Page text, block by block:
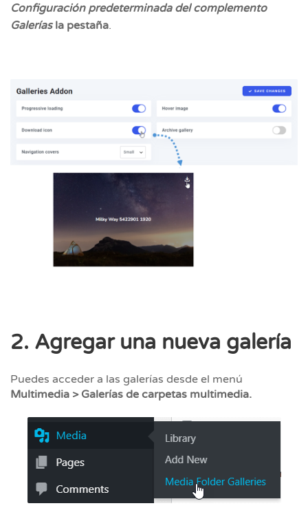
Configuración predeterminada del complemento
Galerías la pestaña.
2. Agregar una nueva galería
Puedes acceder a las galerías desde el menú
Multimedia > Galerías de carpetas multimedia.